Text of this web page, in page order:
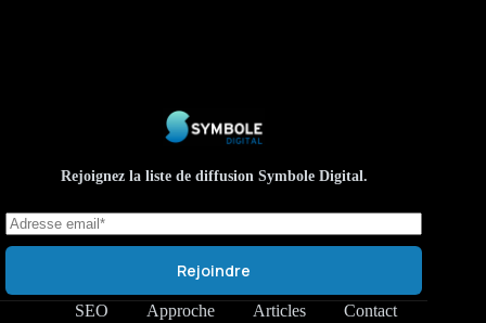
Rejoignez la liste de diffusion Symbole Digital.
Rejoindre
SEO Approche Articles Contact